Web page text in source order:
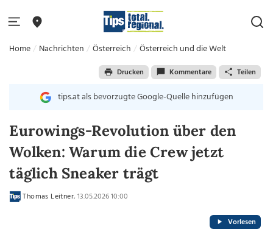
Home Nachrichten Österreich Österreich und die Welt
Drucken Kommentare Teilen
tips.at als bevorzugte Google-Quelle hinzufügen
Eurowings-Revolution über den
Wolken: Warum die Crew jetzt
täglich Sneaker trägt
Thomas Leitner, 13.05.2026 10:00
Vorlesen